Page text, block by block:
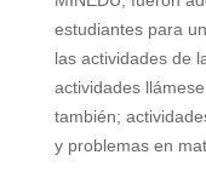
estudiantes para
las actividades de
actividades
también;
y problemas en